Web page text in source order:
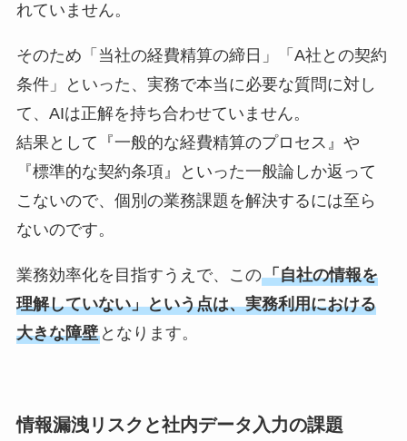
れていません。
そのため「当社の経費精算の締日」「A社との契約
条件」といった、実務で本当に必要な質問に対し
て、AIは正解を持ち合わせていません。
結果として『一般的な経費精算のプロセス』や
『標準的な契約条項』といった一般論しか返って
こないので、個別の業務課題を解決するには至ら
ないのです。
業務効率化を目指すうえで、この「自社の情報を
理解していない」という点は、実務利用における
大きな障壁となります。
情報漏洩リスクと社内データ入力の課題